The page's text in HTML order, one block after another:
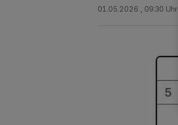
01.05.2026 , 09:30 Uhr